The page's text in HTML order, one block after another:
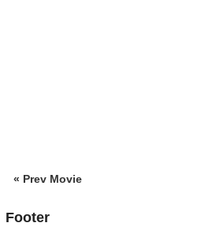
« Prev Movie
Footer